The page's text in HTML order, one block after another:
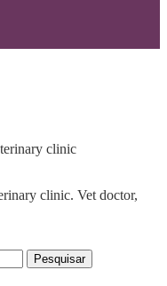
clinic
clinic. Vet doctor,